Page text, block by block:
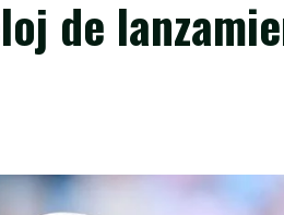
de